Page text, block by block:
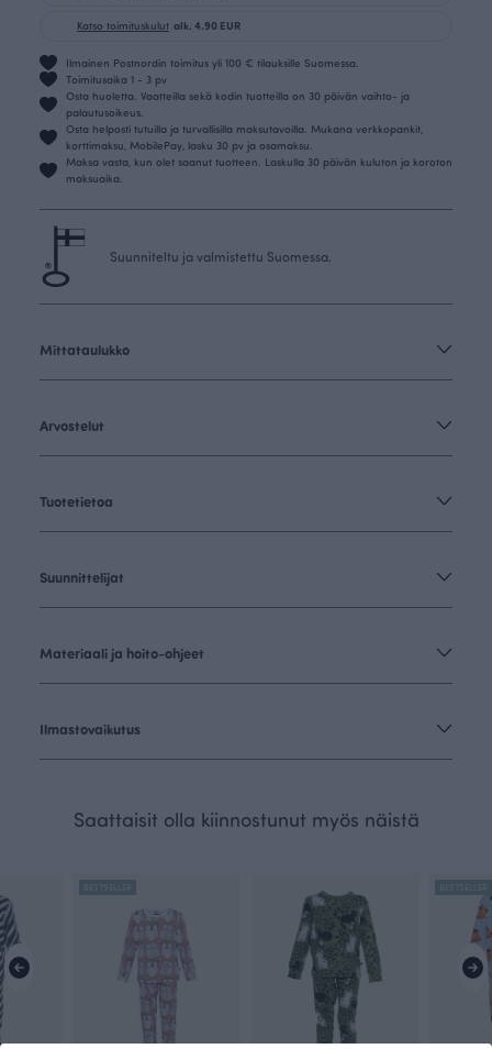
Katso toimituskulut alk. 4.90 EUR
Ilmainen Postnordin toimitus yli 100 € tilauksille Suomessa.
Toimitusaika 1 - 3 pv
Osta huoletta. Vaatteilla sekä kodin tuotteilla on 30 päivän vaihto- ja
palautusoikeus.
Osta helposti tutuilla ja turvallisilla maksutavoilla. Mukana verkkopankit,
korttimaksu, MobilePay, lasku 30 pv ja osamaksu.
Maksa vasta, kun olet saanut tuotteen. Laskulla 30 päivän kuluton ja koroton
maksuaika.
Suunniteltu ja valmistettu Suomessa.
Mittataulukko
Arvostelut
Tuotetietoa
Suunnittelijat
Materiaali ja hoito-ohjeet
Ilmastovaikutus
Saattaisit olla kiinnostunut myös näistä
BESTSELLER BESTSELLER